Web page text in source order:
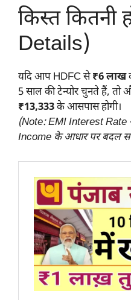
किस्त कितनी
Details)
यदि आप HDFC से₹6 लाख
5 साल की टेन्योर चुनते हैं,
₹13,333के आसपास होगी।
(Note: EMI Interest
Income के आधार पर बदल